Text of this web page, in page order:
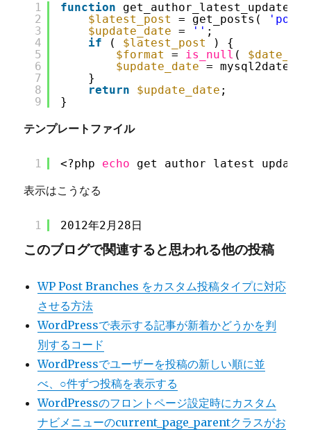
1
2
3
4
5
6
7
8
9
function get_author_latest_update(
$latest_post
= get_posts(
$update_date
= '' ;
if
( $latest_post
) {
$format
= is_null (
$update_date
= mysql2date(
}
return
$update_date ;
}
テンプレートファイル
1 <?php echo
表示はこうなる
1 2012年2月28日
このブログで関連すると思われる他の投稿
WP Post Branches をカスタム投稿タイプに対応
させる方法
WordPressで表示する記事が新着かどうかを判
別するコード
WordPressでユーザーを投稿の新しい順に並
べ、○件ずつ投稿を表示する
WordPressのフロントページ設定時にカスタム
ナビメニューのcurrent_page_parentクラスがお